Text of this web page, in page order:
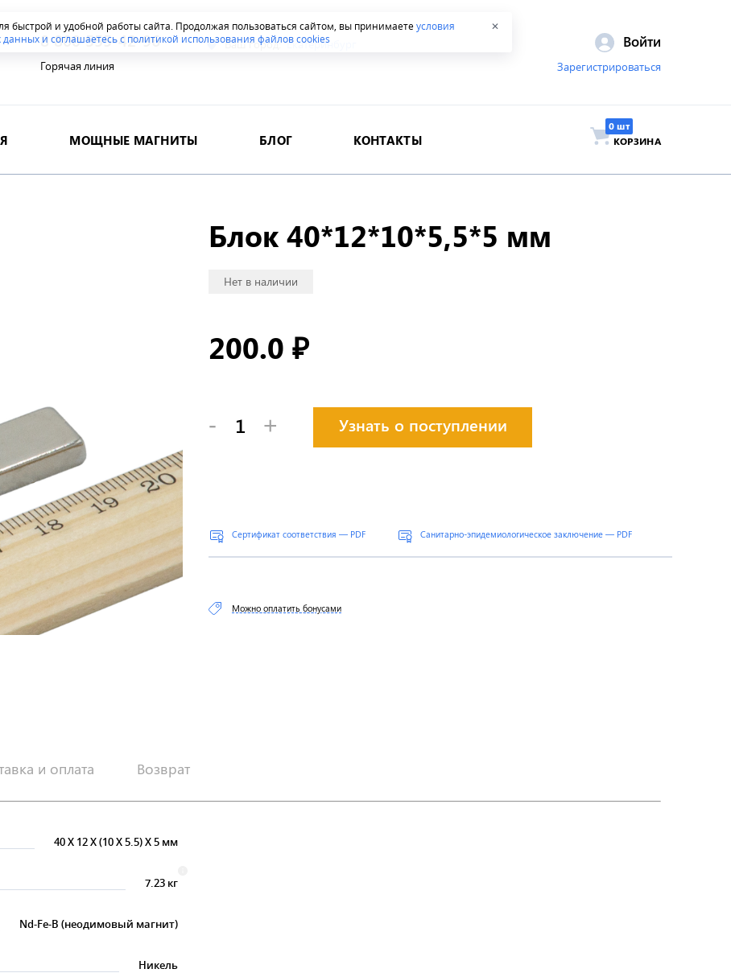
быстрой и удобной работы сайта. Продолжая пользоваться сайтом, вы принимаетеусловия
и соглашаетесь с политикой использования файлов cookies
✕
8 800 555-42-96
Горячая линия
Ваш город: Екатеринбург Войти
Зарегистрироваться
МОЩНЫЕ МАГНИТЫ БЛОГ КОНТАКТЫ КОРЗИНА
Блок 40*12*10*5,5*5 мм
Нет в наличии
200.0 ₽
- + Узнать о поступлении
Сертификат соответствия — PDF Санитарно-эпидемиологическое заключение — PDF
Можно оплатить бонусами
и оплата Возврат
40X 12X(10X5.5)X5 мм
7.23 кг
Nd-Fe-B (неодимовый магнит)
Никель